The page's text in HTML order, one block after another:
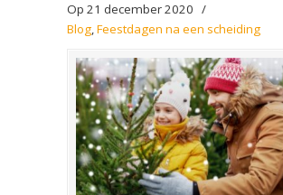
Op 21 december 2020 /
Blog,Feestdagen na een scheiding